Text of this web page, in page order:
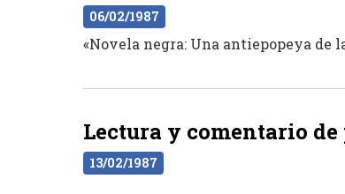
06/02/1987
«Novela negra: Una antiepopeya de
Lectura y comentario de
13/02/1987